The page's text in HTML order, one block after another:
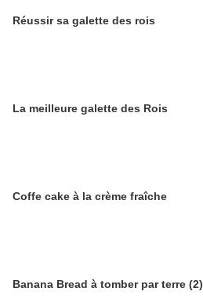
Réussir sa galette des rois
La meilleure galette des Rois
Coffe cake à la crème fraîche
Banana Bread à tomber par terre (2)